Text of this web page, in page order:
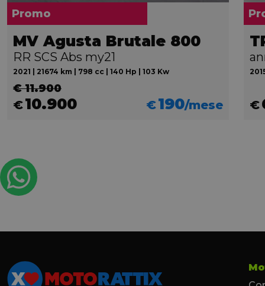
Promo
MV Agusta Brutale 800
RR SCS Abs my21
2021 | 21674 km | 798 cc | 140 Hp | 103 Kw
€ 11.900
€10.900 €190/mese €